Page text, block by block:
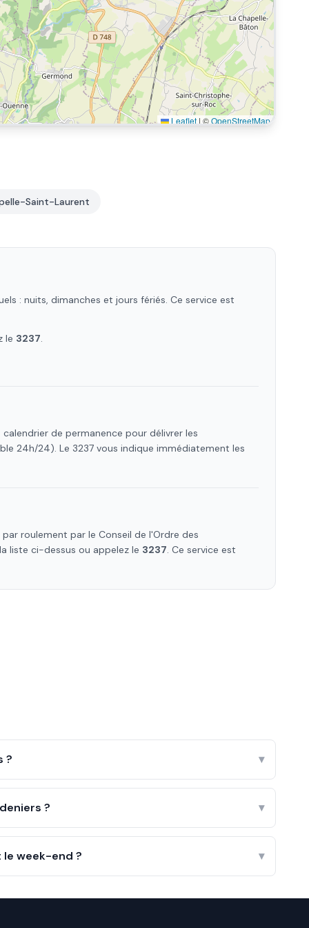
Leaflet | ©OpenStreetMap
Saint-Laurent
: nuits, dimanches et jours fériés. Ce service est
le 3237.
de permanence pour délivrer les
24h/24). Le 3237 vous indique immédiatement les
roulement par le Conseil de l'Ordre des
liste ci-dessus ou appelez le 3237. Ce service est
? ▾
? ▾
le week-end ? ▾